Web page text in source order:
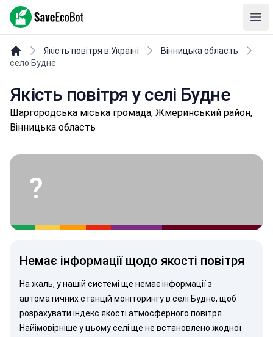
SaveEcoBot
Якість повітря в Україні
Вінницька область
село Будне
Якість повітря у селі Будне
Шapгopoдськa міська громада, Жмеринський район,
Вінницька область
?
Немає інформації щодо якості повітря
На жаль, у нашій системі ще немає інформації з
автоматичних станцій моніторингу в селі Будне, щоб
розрахувати індекс якості атмосферного повітря.
Найімовірніше у цьому селі ще не встановлено жодної